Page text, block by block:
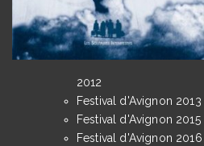
2012
Festival d'Avignon 2013
Festival d'Avignon 2015
Festival d'Avignon 2016